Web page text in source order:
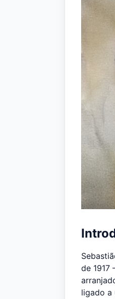
de 1917
ligado a